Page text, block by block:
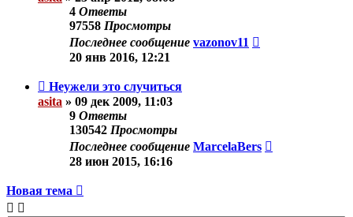
4 Ответы
97558 Просмотры
Последнее сообщение vazonov11
20 янв 2016, 12:21
Неужели это случиться
asita » 09 дек 2009, 11:03
9 Ответы
130542 Просмотры
Последнее сообщение MarcelaBers
28 июн 2015, 16:16
Новая тема